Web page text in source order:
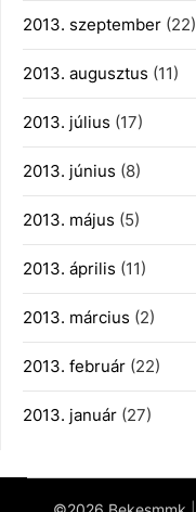
2013. szeptember (22)
2013. augusztus (11)
2013. július (17)
2013. június (8)
2013. május (5)
2013. április (11)
2013. március (2)
2013. február (22)
2013. január (27)